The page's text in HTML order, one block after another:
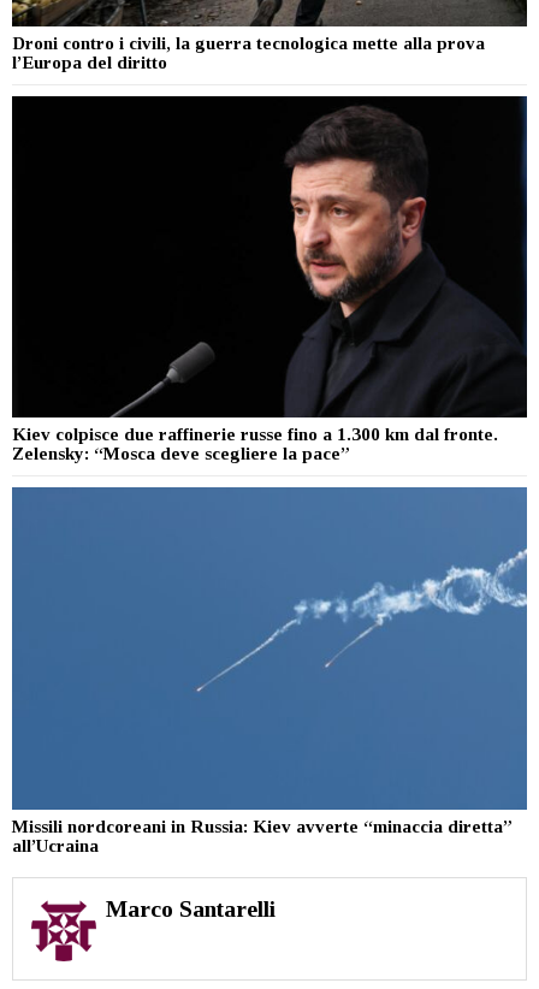
Droni contro i civili, la guerra tecnologica mette alla prova
l’Europa del diritto
Kiev colpisce due raffinerie russe fino a 1.300 km dal fronte.
Zelensky: “Mosca deve scegliere la pace”
Missili nordcoreani in Russia: Kiev avverte “minaccia diretta”
all’Ucraina
Marco Santarelli